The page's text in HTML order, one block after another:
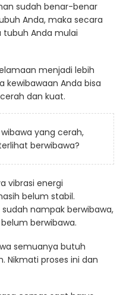
sudah benar-benar
Anda, maka secara
tubuh Anda mulai
menjadi lebih
kewibawaan Anda bisa
dan kuat.
yang cerah,
berwibawa?
vibrasi energi
belum stabil.
nampak berwibawa,
berwibawa.
semuanya butuh
Nikmati proses ini dan